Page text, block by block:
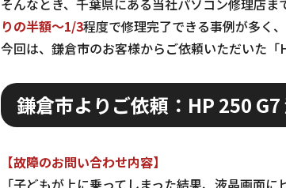
そんなとき、千葉県にある当社パソコン修理店ま
りの半額～1/3程度で修理完了できる事例が多く
今回は、鎌倉市のお客様からご依頼いただいた
鎌倉市よりご依頼：HP 250
【故障のお問い合わせ内容】
「子どもが上に乗ってしまった結果、液晶画面に